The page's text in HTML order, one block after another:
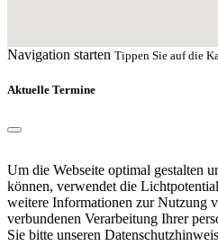
Navigation starten Tippen Sie auf die
Aktuelle Termine
Um die Webseite optimal gestalten
können, verwendet die
weitere Informationen zur Nutzung
verbundenen Verarbeitung Ihrer
Sie bitte unseren Datenschutzhinweis